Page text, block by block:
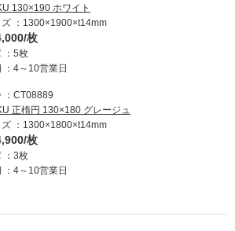
130×190 ホワイト
1300×1900×t14mm
枚
5枚
4～10営業日
CT08889
正楕円 130×180 グレージュ
1300×1800×t14mm
枚
3枚
4～10営業日